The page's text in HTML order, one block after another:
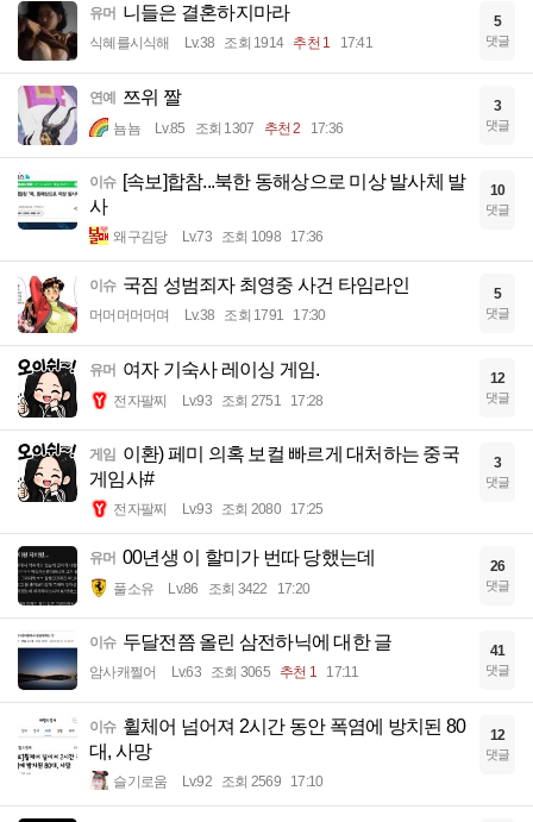
유머 니들은 결혼하지마라
식혜를시식해 Lv.38 조회 1914 추천 1 17:41
5
댓글
연예 쯔위 짤
뇸뇸 Lv.85 조회 1307 추천 2 17:36
3
댓글
이슈 [속보]합참...북한 동해상으로 미상 발사체 발
사
왜구김당 Lv.73 조회 1098 17:36
10
댓글
이슈 국짐 성범죄자 최영중 사건 타임라인
머머머머머며 Lv.38 조회 1791 17:30
5
댓글
유머 여자 기숙사 레이싱 게임.
전자팔찌 Lv.93 조회 2751 17:28
12
댓글
게임 이환) 페미 의혹 보컬 빠르게 대처하는 중국
게임사#
전자팔찌 Lv.93 조회 2080 17:25
3
댓글
유머 00년생 이 할미가 번따 당했는데
풀소유 Lv.86 조회 3422 17:20
26
댓글
이슈 두달전쯤 올린 삼전하닉에 대한 글
암사캐쩔어 Lv.63 조회 3065 추천 1 17:11
41
댓글
이슈 휠체어 넘어져 2시간 동안 폭염에 방치된 80
대, 사망
슬기로움 Lv.92 조회 2569 17:10
12
댓글